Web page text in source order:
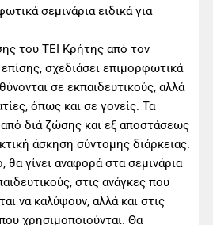
σεμινάρια ειδικά για
του ΤΕΙ Κρήτης από τον
επίσης, σχεδιάσει επιμορφωτικά
σε εκπαιδευτικούς, αλλά
όπως και σε γονείς. Τα
από διά ζώσης και εξ αποστάσεως
άσκηση σύντομης διάρκειας.
γίνει αναφορά στα σεμινάρια
στις ανάγκες που
να καλύψουν, αλλά και στις
χρησιμοποιούνται. Θα